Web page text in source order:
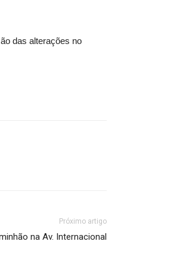
das alterações no
Próximo artigo
na Av. Internacional